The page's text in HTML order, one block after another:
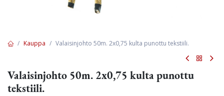
Kauppa Valaisinjohto 50m. 2x0,75 kulta punottu tekstiili.
Valaisinjohto 50m. 2x0,75 kulta punottu
tekstiili.